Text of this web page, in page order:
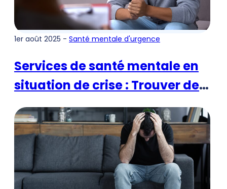
1er août 2025 - Santé mentale d'urgence
Services de santé mentale en
situation de crise : Trouver de
l'aide au moment où l'on en a
le plus besoin